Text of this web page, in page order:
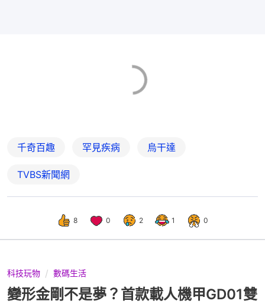
千奇百趣 罕見疾病 烏干達
TVBS新聞網
8 0 2 1 0
科技玩物 數碼生活
變形金剛不是夢？首款載人機甲GD01雙